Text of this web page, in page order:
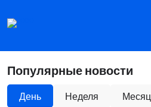
Популярные новости
День Неделя Месяц